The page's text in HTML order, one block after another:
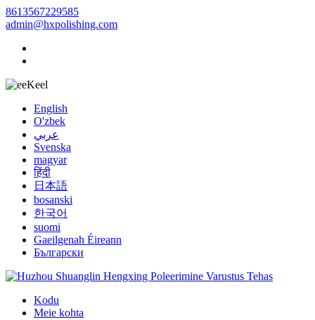
8613567229585
admin@hxpolishing.com
Keel
English
O'zbek
عربي
Svenska
magyar
हिंदी
日本語
bosanski
한국어
suomi
Gaeilgenah Éireann
Български
Kodu
Meie kohta